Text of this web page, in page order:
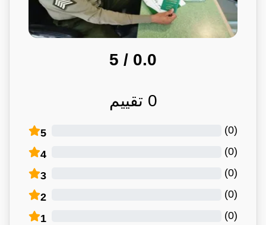
0.0
/ 5
0 تقييم
5 (
0
)
4 (
0
)
3 (
0
)
2 (
0
)
1 (
0
)